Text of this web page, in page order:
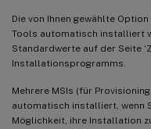
Die von Ihnen gewählte
Tools automatisch installiert
Standardwerte auf der Seite
Installationsprogramms.
Mehrere MSIs (für
automatisch installiert, wenn
Möglichkeit, ihre Installation